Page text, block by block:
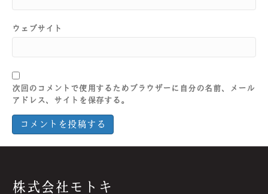
ウェブサイト
次回のコメントで使用するためブラウザーに自分の名前、メール
アドレス、サイトを保存する。
株式会社モトキ